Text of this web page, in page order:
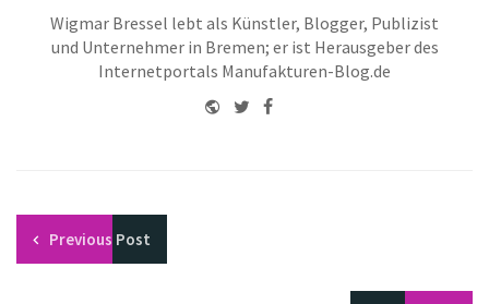
Wigmar Bressel lebt als Künstler, Blogger, Publizist
und Unternehmer in Bremen; er ist Herausgeber des
Internetportals Manufakturen-Blog.de
WebsiteTwitterFacebook
Previous Post